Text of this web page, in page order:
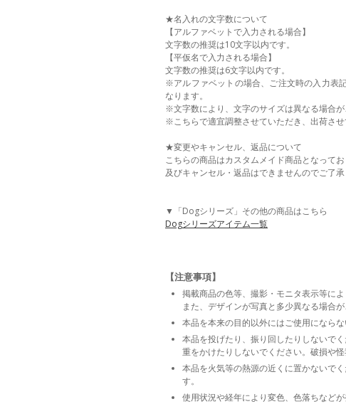
★名入れの文字数について
【アルファベットで入力される場合】
文字数の推奨は10文字以内です。
【平仮名で入力される場合】
文字数の推奨は6文字以内です。
※アルファベットの場合、ご注文時の入力表
なります。
※文字数により、文字のサイズは異なる場合が
※こちらで適宜調整させていただき、出荷させ
★変更やキャンセル、返品について
こちらの商品はカスタムメイド商品となって
及びキャンセル・返品はできませんのでご了承
▼「Dogシリーズ」その他の商品はこちら
Dogシリーズアイテム一覧
【注意事項】
掲載商品の色等、撮影・モニタ表示等に
また、デザインが写真と多少異なる場合
本品を本来の目的以外にはご使用にならな
本品を投げたり、振り回したりしないで
重をかけたりしないでください。破損や怪
本品を火気等の熱源の近くに置かないで
す。
使用状況や経年により変色、色落ちなどが